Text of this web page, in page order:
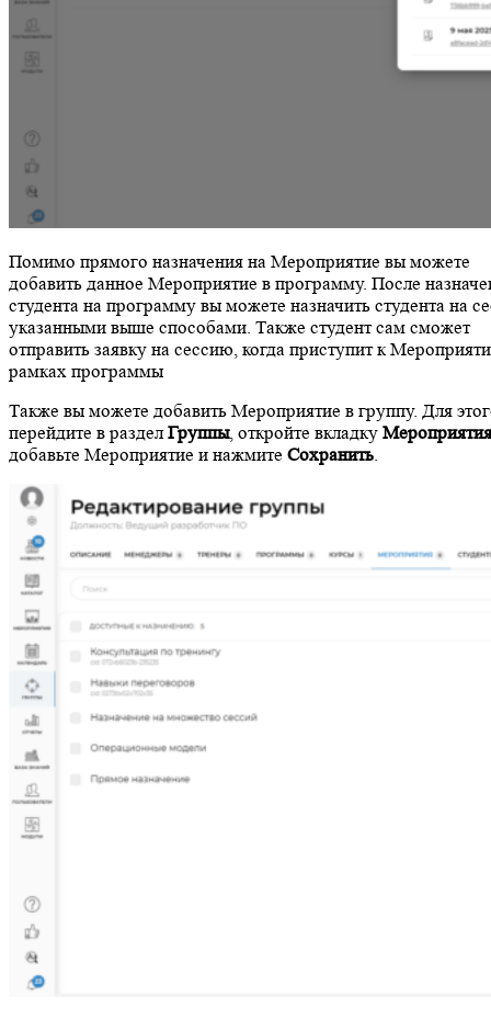
Помимо прямого назначения на Мероприятие вы можете
добавить данное Мероприятие в программу. После
студента на программу вы можете назначить студента на
указанными выше способами. Также студент сам сможет
отправить заявку на сессию, когда приступит к
рамках программы
Также вы можете добавить Мероприятие в группу. Для
перейдите в разделГруппы, откройте вкладку Мероприятия
добавьте Мероприятие и нажмите Сохранить.